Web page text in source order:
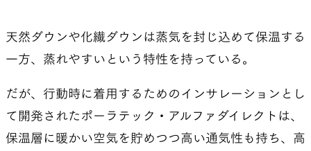
天然ダウンや化繊ダウンは蒸気を封じ込めて保温する
一方、蒸れやすいという特性を持っている。
だが、行動時に着用するためのインサレーションとし
て開発されたポーラテック・アルファダイレクトは、
保温層に暖かい空気を貯めつつ高い通気性も持ち、高